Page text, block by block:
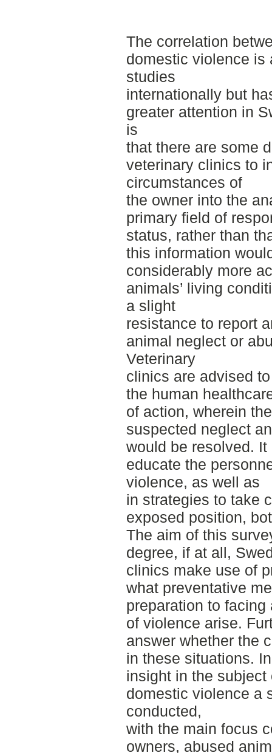
The correlation
domestic violence is
studies
internationally but
greater attention in
is
that there are some
veterinary clinics to
circumstances of
the owner into the
primary field of
status, rather than
this information
considerably more
animals’ living
a slight
resistance to report
animal neglect or
Veterinary
clinics are advised
the human
of action, wherein
suspected neglect
would be resolved.
educate the
violence, as well as
in strategies to take
exposed position,
The aim of this
degree, if at all,
clinics make use of
what preventative
preparation to
of violence arise.
answer whether the
in these situations.
insight in the
domestic violence a
conducted,
with the main focus
owners, abused